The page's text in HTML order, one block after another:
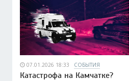
07.01.2026 18:33 СОБЫТИЯ
Катастрофа на Камчатке?